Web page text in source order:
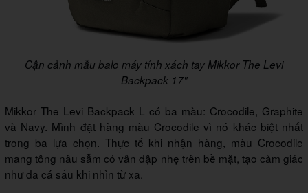
Cận cảnh mẫu balo máy tính xách tay Mikkor The Levi
Backpack 17"
Mikkor The Levi Backpack L có ba màu: Crocodile, Graphite
và Navy. Mình đặt hàng màu Crocodile vì nó khác biệt nhất
trong ba lựa chọn. Thực tế khi nhận hàng, màu Crocodile
mang tông nâu sẫm có vân dập nhẹ trên bề mặt, tạo cảm giác
như da cá sấu khi nhìn từ xa.